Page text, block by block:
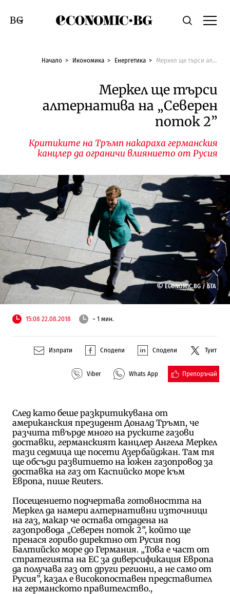
Economic.bgТърсене
Смяна на език
Начало Икономика Енергетика Меркел ще търси алтернатива на „Северен поток 2”
Меркел ще търси
алтернатива на „Северен
поток 2”
Критиките на Тръмп накараха германския
канцлер да ограничи влиянието от Русия
© ECONOMIC.BG /БТА
15:08 22.08.2018 ~ 1 мин.
Изпрати Сподели Сподели Туит
Viber Whats App Препоръчай
След като беше разкритикувана от
американския президент Доналд Тръмп, че
разчита твърде много на руските газови
доставки, германският канцлер Ангела Меркел
тази седмица ще посети Азербайджан. Там тя
ще обсъди развитието на южен газопровод за
доставка на газ от Каспийско море към
Европа, пише Reuters.
Посещението подчертава готовността на
Меркел да намери алтернативни източници
на газ, макар че остава отдадена на
газопровода „Северен поток 2”, който ще
пренася гориво директно от Русия под
Балтийско море до Германия. „Това е част от
стратегията на ЕС за диверсификация Европа
да получава газ от други региони, а не само от
Русия”, казал е високопоставен представител
на германското правителство.,